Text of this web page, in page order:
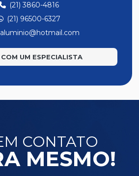
(21) 3860-4816
(21) 96500-6327
UM ESPECIALISTA
CONTATO
MESMO!